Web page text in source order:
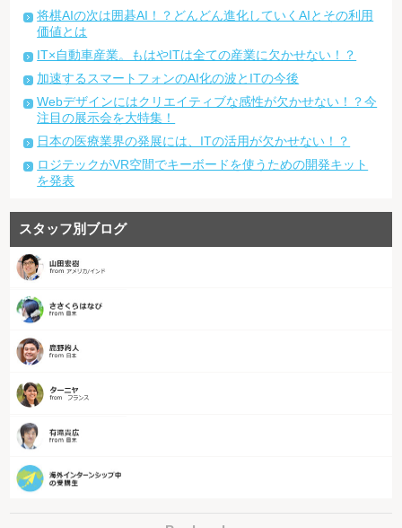
将棋AIの次は囲碁AI！？どんどん進化していくAIとその利用
価値とは
IT×自動車産業。もはやITは全ての産業に欠かせない！？
加速するスマートフォンのAI化の波とITの今後
Webデザインにはクリエイティブな感性が欠かせない！？今
注目の展示会を大特集！
日本の医療業界の発展には、ITの活用が欠かせない！？
ロジテックがVR空間でキーボードを使うための開発キット
を発表
スタッフ別ブログ